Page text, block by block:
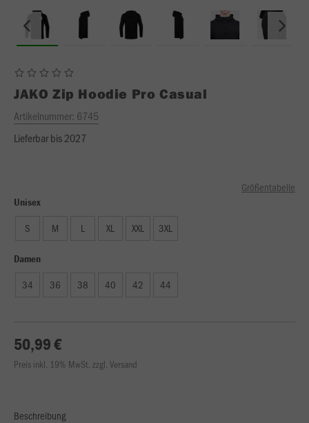
JAKO Zip Hoodie Pro Casual
Artikelnummer: 6745
Lieferbar bis 2027
Größentabelle
Unisex
S M L XL XXL 3XL
Damen
34 36 38 40 42 44
50,99 €
Preis inkl. 19% MwSt. zzgl. Versand
Beschreibung